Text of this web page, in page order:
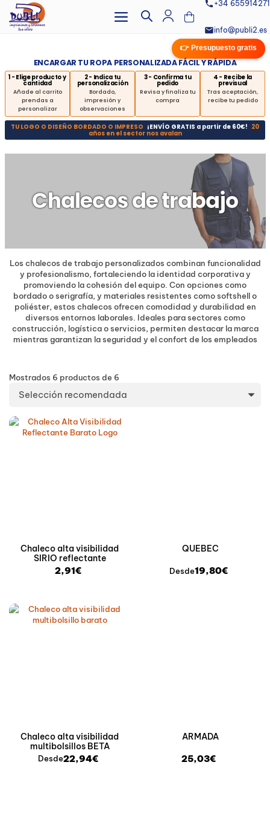
+34 655914271
info@publi2.es
👉 Presupuesto gratis
ENCARGAR TU ROPA PERSONALIZADA FÁCIL Y RÁPIDA
1 - Elige producto y
cantidad
Añade al carrito
prendas a
personalizar
2 - Indica tu
personalización
Bordado,
impresión y
observaciones
3 - Confirma tu
pedido
Revisa y finaliza tu
compra
4 - Recibe la
previsual
Tras aceptación,
recibe tu pedido
TU LOGO O DISEÑO BORDADO O IMPRESO ¡ENVÍO GRATIS a partir de 60€! 20
años en el sector nos avalan
Chalecos de trabajo
Los chalecos de trabajo personalizados combinan funcionalidad
y profesionalismo, fortaleciendo la identidad corporativa y
promoviendo la cohesión del equipo. Con opciones como
bordado o serigrafía, y materiales resistentes como softshell o
poliéster, estos chalecos ofrecen comodidad y durabilidad en
diversos entornos laborales. Ideales para sectores como
construcción, logística o servicios, permiten destacar la marca
mientras garantizan la seguridad y el confort de los empleados
Mostrados 6 productos de 6
Chaleco alta visibilidad
SIRIO reflectante
2,91€
QUEBEC
Desde19,80€
Chaleco alta visibilidad
multibolsillos BETA
Desde22,94€
ARMADA
25,03€